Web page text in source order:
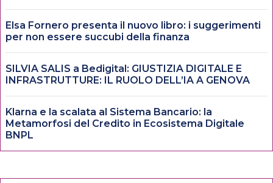
Elsa Fornero presenta il nuovo libro: i suggerimenti
per non essere succubi della finanza
SILVIA SALIS a Bedigital: GIUSTIZIA DIGITALE E
INFRASTRUTTURE: IL RUOLO DELL’IA A GENOVA
Klarna e la scalata al Sistema Bancario: la
Metamorfosi del Credito in Ecosistema Digitale
BNPL